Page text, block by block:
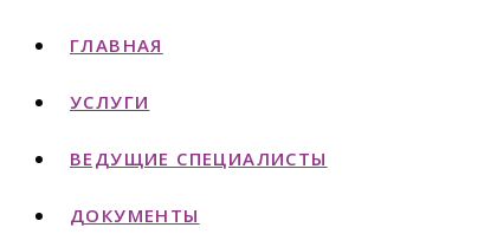
ГЛАВНАЯ
УСЛУГИ
ВЕДУЩИЕ СПЕЦИАЛИСТЫ
ДОКУМЕНТЫ